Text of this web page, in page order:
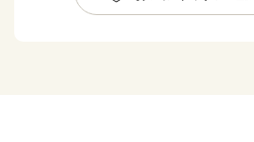
寄附お申込み入金後のお礼品変更、